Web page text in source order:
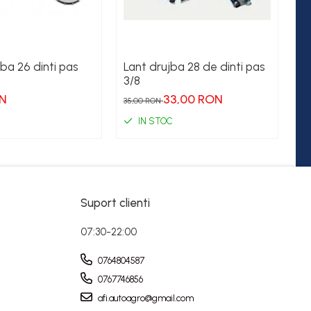
26 dinti pas
Lant drujba 28 de dinti pas
3/8
35,00 RON33,00 RON
IN STOC
Suport clienti
07:30-22:00
0764804587
0767746856
afi.autoagro@gmail.com